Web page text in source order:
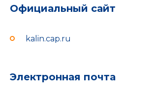
Официальный сайт
kalin.cap.ru
Электронная почта